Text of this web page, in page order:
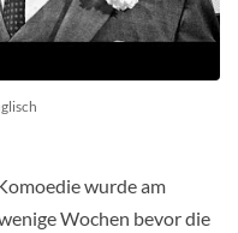
wurde am
Wochen bevor die